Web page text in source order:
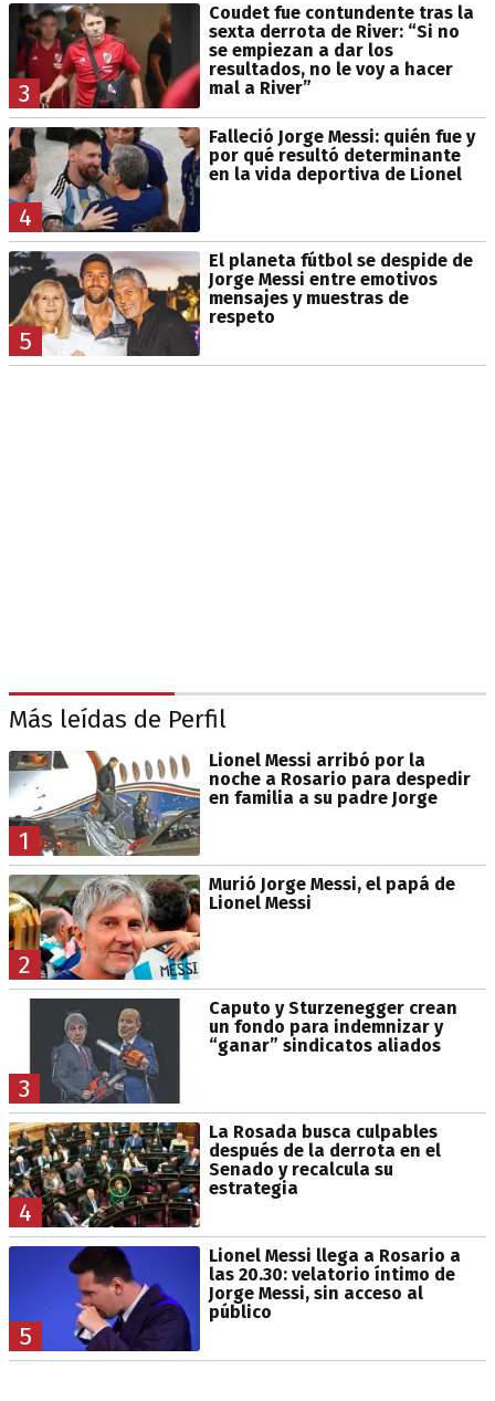
3
Coudet fue contundente tras la
sexta derrota de River: “Si no
se empiezan a dar los
resultados, no le voy a hacer
mal a River”
4
Falleció Jorge Messi: quién fue y
por qué resultó determinante
en la vida deportiva de Lionel
5
El planeta fútbol se despide de
Jorge Messi entre emotivos
mensajes y muestras de
respeto
Más leídas de Perfil
1
Lionel Messi arribó por la
noche a Rosario para despedir
en familia a su padre Jorge
2
Murió Jorge Messi, el papá de
Lionel Messi
3
Caputo y Sturzenegger crean
un fondo para indemnizar y
“ganar” sindicatos aliados
4
La Rosada busca culpables
después de la derrota en el
Senado y recalcula su
estrategia
5
Lionel Messi llega a Rosario a
las 20.30: velatorio íntimo de
Jorge Messi, sin acceso al
público